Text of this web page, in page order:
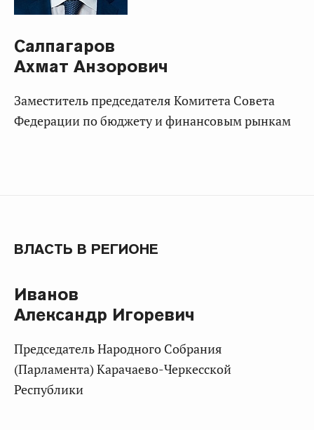
Салпагаров
Ахмат Анзорович
Заместитель председателя Комитета Совета
Федерации по бюджету и финансовым рынкам
ВЛАСТЬ В РЕГИОНЕ
Иванов
Александр Игоревич
Председатель Народного Собрания
(Парламента) Карачаево-Черкесской
Республики